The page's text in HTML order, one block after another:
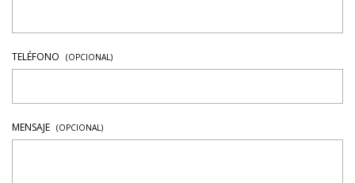
TELÉFONO (OPCIONAL)
MENSAJE (OPCIONAL)